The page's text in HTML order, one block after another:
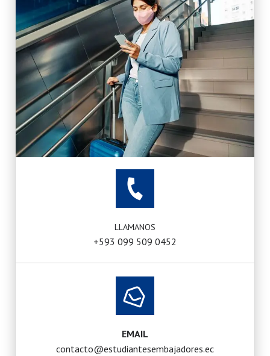
LLAMANOS
+593 099 509 0452
EMAIL
contacto@estudiantesembajadores.ec